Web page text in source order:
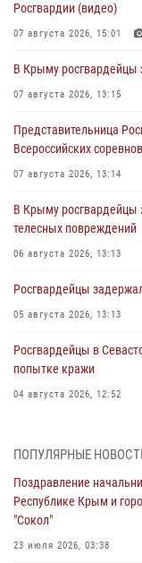
Росгвардии (видео)
07 августа 2026, 15:01
В Крыму росгвардейцы
07 августа 2026, 13:15
Представительница
Всероссийских
07 августа 2026, 13:14
В Крыму росгвардейцы
телесных повреждений
06 августа 2026, 13:13
Росгвардейцы
05 августа 2026, 13:13
Росгвардейцы в
попытке кражи
04 августа 2026, 12:52
мужчину
Росгвардия в Крыму и
правонарушителей
03 августа 2026, 14:08
ПОПУЛЯРНЫЕ
Поздравление
Республике Крым и
"Сокол"
23 июля 2026, 03:38